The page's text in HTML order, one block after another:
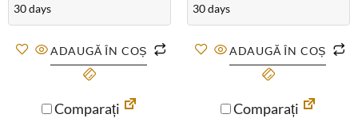
30 days
ADAUGĂ ÎN COȘ
Comparați
30 days
ADAUGĂ ÎN COȘ
Comparați